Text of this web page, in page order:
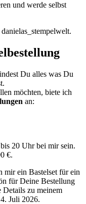
und werde selbst
Du alles was Du
möchten, biete ich
an:
20 Uhr bei mir sein.
€.
ein Bastelset für ein
für Deine Bestellung
zu meinem
Juli 2026.